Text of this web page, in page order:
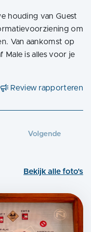
houding van Guest
om
Van aankomst op
Male is alles voor je
Review rapporteren
Volgende
Bekijk alle foto's